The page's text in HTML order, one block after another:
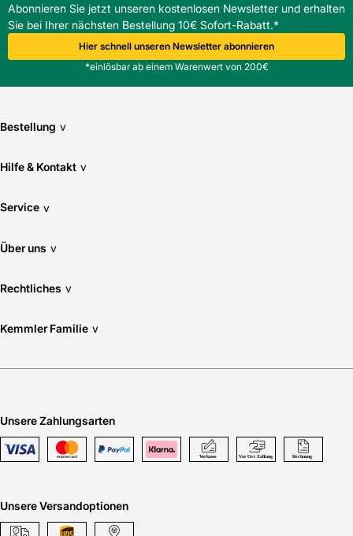
Abonnieren Sie jetzt unseren kostenlosen Newsletter und erhalten
Sie bei Ihrer nächsten Bestellung 10€ Sofort-Rabatt.*
Hier schnell unseren Newsletter abonnieren
*einlösbar ab einem Warenwert von 200€
Bestellung v
Hilfe & Kontakt v
Service v
Über uns v
Rechtliches v
Kemmler Familie v
Unsere Zahlungsarten
Unsere Versandoptionen